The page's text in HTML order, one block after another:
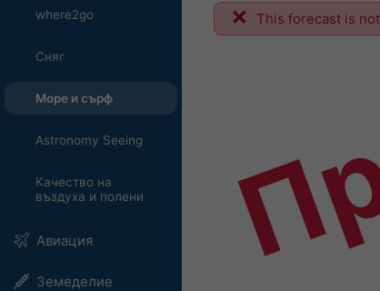
where2go
Сняг
Море и сърф
Astronomy Seeing
Качество на
въздуха и полени
Авиация
Земеделие
This forecast is